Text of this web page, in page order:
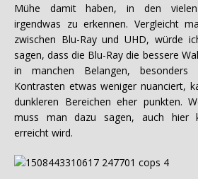
Mühe damit haben, in den
irgendwas zu erkennen. Vergleicht
zwischen Blu-Ray und UHD, würde
sagen, dass die Blu-Ray die bessere
in manchen Belangen, besonders
Kontrasten etwas weniger nuanciert,
dunkleren Bereichen eher punkten.
muss man dazu sagen, auch hier
erreicht wird.